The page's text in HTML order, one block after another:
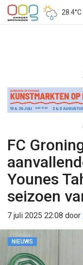
28.4°C
FC
Younes
seizoen
7 juli 2025 22:08 door
NIEUWS